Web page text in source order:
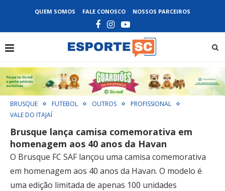
QUEM SOMOS FALE CONOSCO NOSSOS PARCEIROS
BRUSQUE FUTEBOL OUTROS
PROFISSIONAL
VALE DO ITAJAÍ
Brusque lança camisa comemorativa em
homenagem aos 40 anos da Havan
O Brusque FC SAF lançou uma camisa comemorativa
em homenagem aos 40 anos da Havan. O modelo é
uma edição limitada de apenas 100 unidades